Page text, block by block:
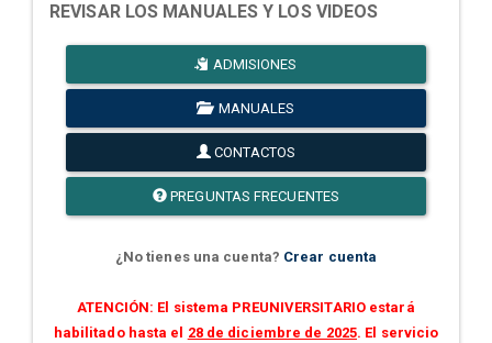
REVISAR LOS MANUALES Y LOS VIDEOS
ADMISIONES
MANUALES
CONTACTOS
PREGUNTAS FRECUENTES
¿No tienes una cuenta? Crear cuenta
ATENCIÓN: El sistema PREUNIVERSITARIO estará
habilitado hasta el 28 de diciembre de 2025. El servicio